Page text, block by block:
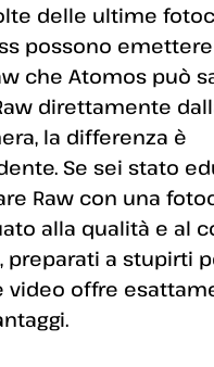
delle ultime
possono
che Atomos può
direttamente
la differenza è
Se sei stato
Raw con una
alla qualità e al
preparati a stupirti
video offre